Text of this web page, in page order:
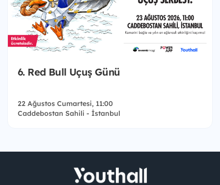
6. Red Bull Uçuş Günü
22 Ağustos Cumartesi, 11:00
Caddebostan Sahili - İstanbul